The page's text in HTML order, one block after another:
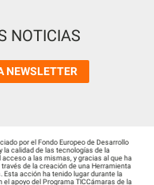
NOTICIAS
NEWSLETTER
por el Fondo Europeo de Desarrollo
la calidad de las tecnologías de la
a las mismas, y gracias al que ha
de la creación de una Herramienta
Esta acción ha tenido lugar durante la
apoyo del Programa TICCámaras de la